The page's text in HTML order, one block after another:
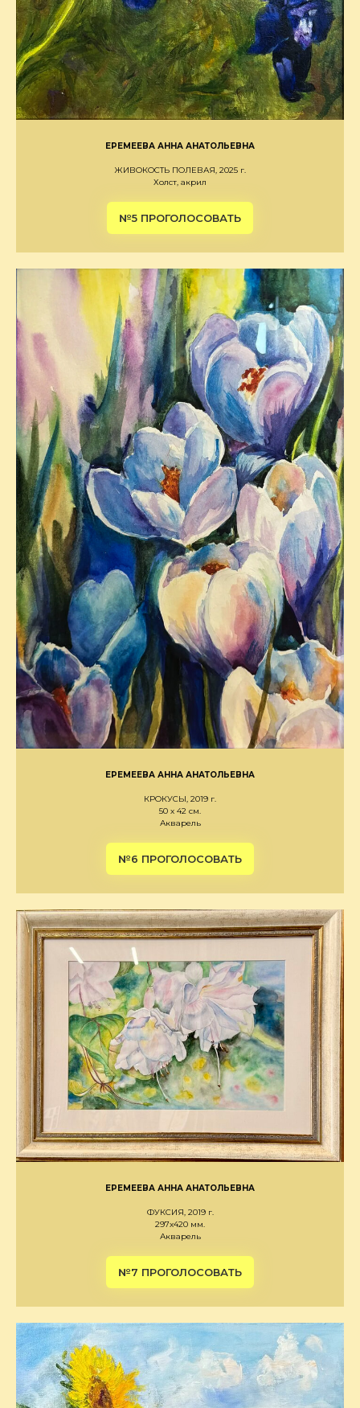
ЕРЕМЕЕВА АННА АНАТОЛЬЕВНА
ЖИВОКОСТЬ ПОЛЕВАЯ, 2025 г.
Холст, акрил
№5 ПРОГОЛОСОВАТЬ
ЕРЕМЕЕВА АННА АНАТОЛЬЕВНА
КРОКУСЫ, 2019 г.
50 х 42 см.
Акварель
№6 ПРОГОЛОСОВАТЬ
ЕРЕМЕЕВА АННА АНАТОЛЬЕВНА
ФУКСИЯ, 2019 г.
297х420 мм.
Акварель
№7 ПРОГОЛОСОВАТЬ